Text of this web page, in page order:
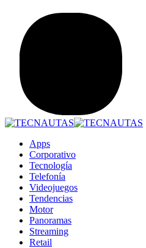
Apps
Corporativo
Tecnología
Telefonía
Videojuegos
Tendencias
Motor
Panoramas
Streaming
Retail